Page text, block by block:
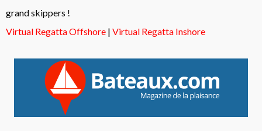
grand skippers !
Virtual Regatta Offshore | Virtual Regatta Inshore